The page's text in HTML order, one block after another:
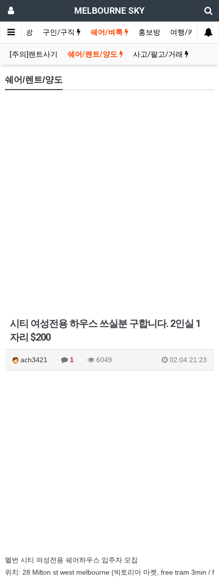
MELBOURNE SKY
수다방 구인/구직 쉐어/벼룩 홍보방 여행/카페
[주의]랜트사기 쉐어/렌트/양도 사고/팔고/거래
쉐어/렌트/양도
시티 여성전용 하우스 쓰실분 구합니다. 2인실 1
자리 $200
ach3421 1 6049 02.04 21:23
멜번 시티 여성전용 쉐어하우스 입주자 모집
위치: 28 Milton st west melbourne (빅토리아 마켓, free tram 3min / f